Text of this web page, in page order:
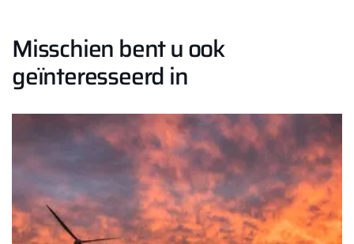
Misschien bent u ook
geïnteresseerd in